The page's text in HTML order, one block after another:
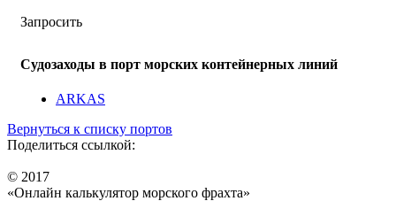
Запросить
Судозаходы в порт морских контейнерных линий
ARKAS
Вернуться к списку портов
Поделиться ссылкой:
© 2017
«Онлайн калькулятор морского фрахта»